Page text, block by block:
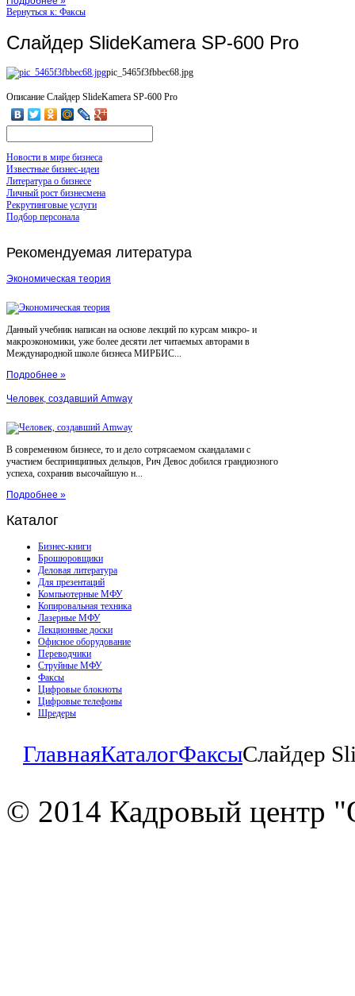
Вернуться к: Факсы
Слайдер SlideKamera SP-600 Pro
pic_5465f3fbbec68.jpg
Описание Слайдер SlideKamera SP-600 Pro
Новости в мире бизнеса
Известные бизнес-идеи
Литература о бизнесе
Личный рост бизнесмена
Рекрутинговые услуги
Подбор персонала
Рекомендуемая литература
Экономическая теория
Данный учебник написан на основе лекций по курсам микро- и
макроэкономики, уже более десяти лет читаемых авторами в
Международной школе бизнеса МИРБИС...
Подробнее »
Человек, создавший Amway
В современном бизнесе, то и дело сотрясаемом скандалами с
участием беспринципных дельцов, Рич Девос добился грандиозного
успеха, сохранив высочайшую н...
Подробнее »
Каталог
Бизнес-книги
Брошюровщики
Деловая литература
Для презентаций
Компьютерные МФУ
Копировальная техника
Лазерные МФУ
Лекционные доски
Офисное оборудование
Переводчики
Струйные МФУ
Факсы
Цифровые блокноты
Цифровые телефоны
Шредеры
ГлавнаяКаталогФаксыСлайдер
© 2014 Кадровый центр